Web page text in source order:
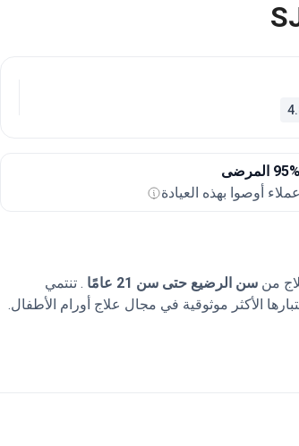
95% المرضى
عملاء أوصوا بهذه العيادة
من سن الرضيع حتى سن 21 عامًا
. تنتمي
الأكثر موثوقية في مجال علاج أورام الأطفال.